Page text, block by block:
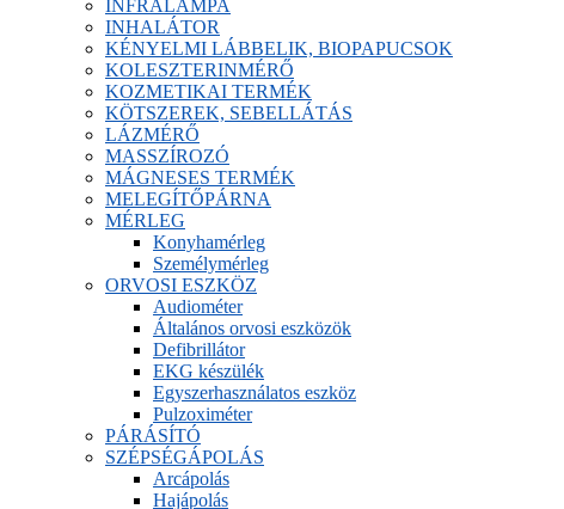
INFRALÁMPA
INHALÁTOR
KÉNYELMI LÁBBELIK, BIOPAPUCSOK
KOLESZTERINMÉRŐ
KOZMETIKAI TERMÉK
KÖTSZEREK, SEBELLÁTÁS
LÁZMÉRŐ
MASSZÍROZÓ
MÁGNESES TERMÉK
MELEGÍTŐPÁRNA
MÉRLEG
Konyhamérleg
Személymérleg
ORVOSI ESZKÖZ
Audiométer
Általános orvosi eszközök
Defibrillátor
EKG készülék
Egyszerhasználatos eszköz
Pulzoximéter
PÁRÁSÍTÓ
SZÉPSÉGÁPOLÁS
Arcápolás
Hajápolás